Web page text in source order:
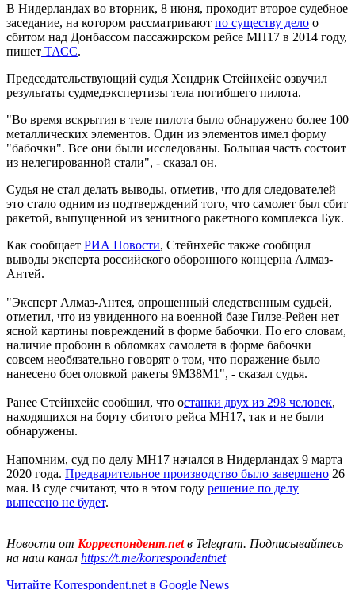
В Нидерландах во вторник, 8 июня, проходит второе судебное
заседание, на котором рассматривают по существу дело о
сбитом над Донбассом пассажирском рейсе МН17 в 2014 году,
пишет ТАСС.
Председательствующий судья Хендрик Стейнхейс озвучил
результаты судмедэкспертизы тела погибшего пилота.
"Во время вскрытия в теле пилота было обнаружено более 100
металлических элементов. Один из элементов имел форму
"бабочки". Все они были исследованы. Большая часть состоит
из нелегированной стали", - сказал он.
Судья не стал делать выводы, отметив, что для следователей
это стало одним из подтверждений того, что самолет был сбит
ракетой, выпущенной из зенитного ракетного комплекса Бук.
Как сообщает РИА Новости, Стейнхейс также сообщил
выводы эксперта российского оборонного концерна Алмаз-
Антей.
"Эксперт Алмаз-Антея, опрошенный следственным судьей,
отметил, что из увиденного на военной базе Гилзе-Рейен нет
ясной картины повреждений в форме бабочки. По его словам,
наличие пробоин в обломках самолета в форме бабочки
совсем необязательно говорят о том, что поражение было
нанесено боеголовкой ракеты 9М38М1", - сказал судья.
Ранее Стейнхейс сообщил, что останки двух из 298 человек,
находящихся на борту сбитого рейса МН17, так и не были
обнаружены.
Напомним, суд по делу MH17 начался в Нидерландах 9 марта
2020 года. Предварительное производство было завершено 26
мая. В суде считают, что в этом году решение по делу
вынесено не будет.
Новости от Корреспондент.netв Telegram. Подписывайтесь
на наш канал https://t.me/korrespondentnet
Читайте Korrespondent.net в Google News